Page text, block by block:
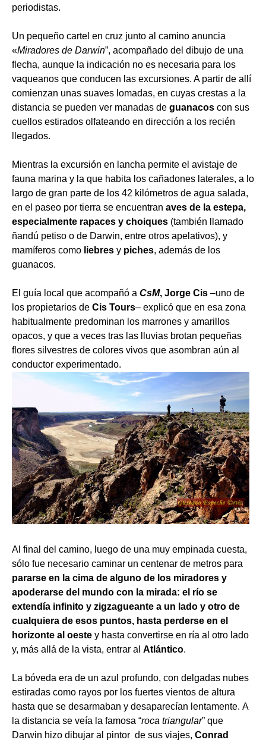
periodistas.
Un pequeño cartel en cruz junto al camino anuncia
«Miradores de Darwin”, acompañado del dibujo de una
flecha, aunque la indicación no es necesaria para los
vaqueanos que conducen las excursiones. A partir de allí
comienzan unas suaves lomadas, en cuyas crestas a la
distancia se pueden ver manadas de guanacos con sus
cuellos estirados olfateando en dirección a los recién
llegados.
Mientras la excursión en lancha permite el avistaje de
fauna marina y la que habita los cañadones laterales, a lo
largo de gran parte de los 42 kilómetros de agua salada,
en el paseo por tierra se encuentran aves de la estepa,
especialmente rapaces y choiques (también llamado
ñandú petiso o de Darwin, entre otros apelativos), y
mamíferos como liebres y piches, además de los
guanacos.
El guía local que acompañó a CsM, Jorge Cis –uno de
los propietarios de Cis Tours– explicó que en esa zona
habitualmente predominan los marrones y amarillos
opacos, y que a veces tras las lluvias brotan pequeñas
flores silvestres de colores vivos que asombran aún al
conductor experimentado.
Al final del camino, luego de una muy empinada cuesta,
sólo fue necesario caminar un centenar de metros para
pararse en la cima de alguno de los miradores y
apoderarse del mundo con la mirada: el río se
extendía infinito y zigzagueante a un lado y otro de
cualquiera de esos puntos, hasta perderse en el
horizonte al oeste y hasta convertirse en ría al otro lado
y, más allá de la vista, entrar al Atlántico.
La bóveda era de un azul profundo, con delgadas nubes
estiradas como rayos por los fuertes vientos de altura
hasta que se desarmaban y desaparecían lentamente. A
la distancia se veía la famosa “roca triangular” que
Darwin hizo dibujar al pintor de sus viajes, Conrad